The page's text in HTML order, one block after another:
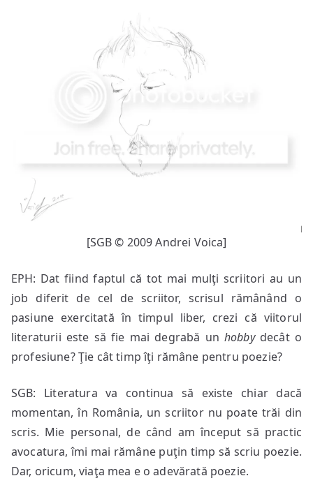
[SGB © 2009 Andrei Voica]
EPH: Dat fiind faptul că tot mai mulţi scriitori au un
job diferit de cel de scriitor, scrisul rămânând o
pasiune exercitată în timpul liber, crezi că viitorul
literaturii este să fie mai degrabă un hobbydecât o
profesiune? Ţie cât timp îţi rămâne pentru poezie?
SGB: Literatura va continua să existe chiar dacă
momentan, în România, un scriitor nu poate trăi din
scris. Mie personal, de când am început să practic
avocatura, îmi mai rămâne puţin timp să scriu poezie.
Dar, oricum, viaţa mea e o adevărată poezie.